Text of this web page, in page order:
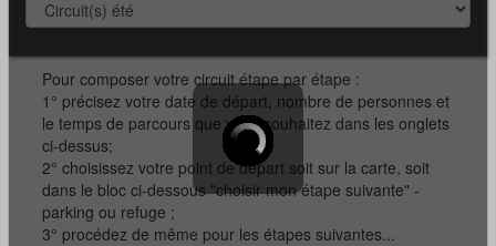
Pour composer votre circuit étape par étape :
1° précisez votre date de départ, nombre de personnes et
le temps de parcours que vous souhaitez dans les onglets
ci-dessus;
2° choisissez votre point de départ soit sur la carte, soit
dans le bloc ci-dessous "choisir mon étape suivante" -
parking ou refuge ;
3° procédez de même pour les étapes suivantes...